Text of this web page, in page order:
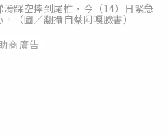
踩空摔到尾椎，今（14）日緊急
（圖／翻攝自蔡阿嘎臉書）